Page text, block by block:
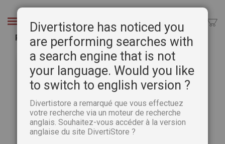
Chercher
Puzzle Twist - Visite Royale - 500 Pièces
Passer
galerie
d’images
Divertistore has noticed you
are performing searches with
a search engine that is not
your language. Would you like
to switch to english version ?
Divertistore a remarqué que vous effectuez
votre recherche via un moteur de recherche
anglais. Souhaitez-vous accéder à la version
anglaise du site DivertiStore ?